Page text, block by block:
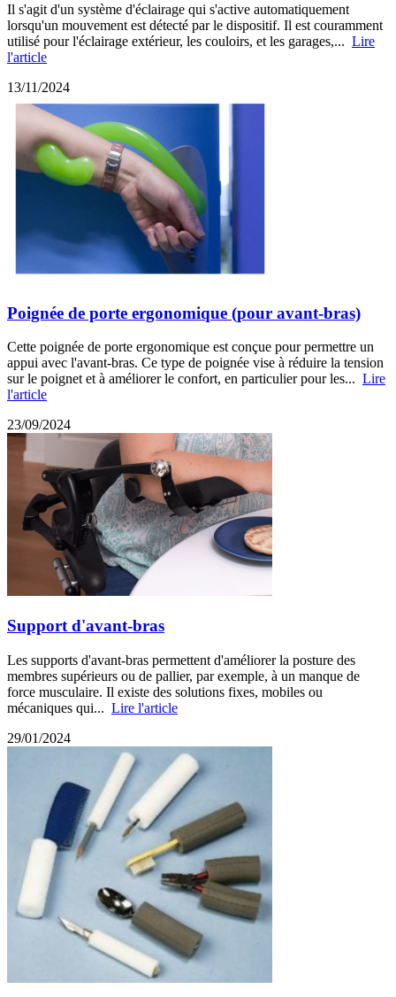
Il s'agit d'un système d'éclairage qui s'active automatiquement
lorsqu'un mouvement est détecté par le dispositif. Il est couramment
utilisé pour l'éclairage extérieur, les couloirs, et les garages,... Lire
l'article
13/11/2024
Poignée de porte ergonomique (pour avant-bras)
Cette poignée de porte ergonomique est conçue pour permettre un
appui avec l'avant-bras. Ce type de poignée vise à réduire la tension
sur le poignet et à améliorer le confort, en particulier pour les... Lire
l'article
23/09/2024
Support d'avant-bras
Les supports d'avant-bras permettent d'améliorer la posture des
membres supérieurs ou de pallier, par exemple, à un manque de
force musculaire. Il existe des solutions fixes, mobiles ou
mécaniques qui... Lire l'article
29/01/2024